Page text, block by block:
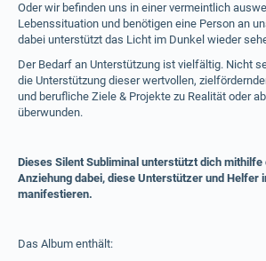
Oder wir befinden uns in einer vermeintlich
Lebenssituation und benötigen eine Person an
dabei unterstützt das Licht im Dunkel wieder
Der Bedarf an Unterstützung ist vielfältig. Nicht
die Unterstützung dieser wertvollen,
und berufliche Ziele & Projekte zu Realität oder
überwunden.
Dieses Silent Subliminal unterstützt dich mithilfe
Anziehung dabei, diese Unterstützer und Helfer
manifestieren.
Das Album enthält: